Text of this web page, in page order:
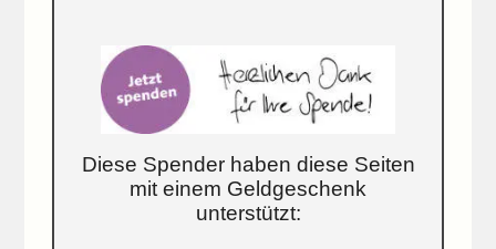
Diese Spender haben diese Seiten
mit einem Geldgeschenk
unterstützt: